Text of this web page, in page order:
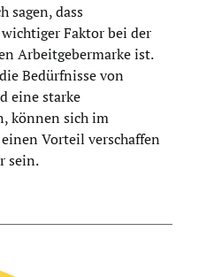
sagen, dass
Faktor bei der
Arbeitgebermarke ist.
Bedürfnisse von
eine starke
können sich im
Vorteil verschaffen
sein.